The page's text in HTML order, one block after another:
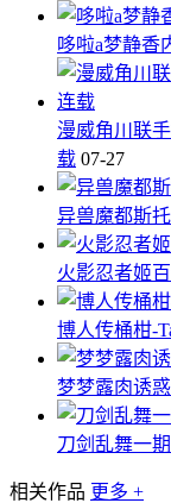
哆啦a梦静香
漫威角川联
载 07-27
异兽魔都斯
火影忍者姬
博人传桶柑-
梦梦露肉诱
刀剑乱舞一
相关作品 更多 +